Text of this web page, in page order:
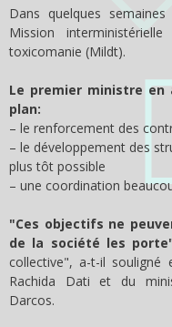
Dans quelques
Mission
toxicomanie (Mildt).
Le premier ministre en
plan:
– le renforcement des
– le développement des
plus tôt possible
– une coordination
"Ces objectifs ne
de la société les
collective", a-t-il souligné
Rachida Dati et du
Darcos.